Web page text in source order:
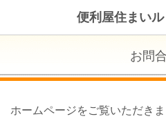
便利屋住まいル
お問
ホームページをご覧いただき